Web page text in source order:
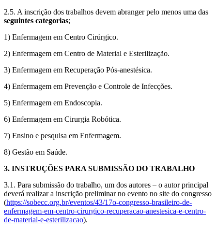
2.5. A inscrição dos trabalhos devem abranger pelo menos uma das
seguintes categorias;
1) Enfermagem em Centro Cirúrgico.
2) Enfermagem em Centro de Material e Esterilização.
3) Enfermagem em Recuperação Pós-anestésica.
4) Enfermagem em Prevenção e Controle de Infecções.
5) Enfermagem em Endoscopia.
6) Enfermagem em Cirurgia Robótica.
7) Ensino e pesquisa em Enfermagem.
8) Gestão em Saúde.
3. INSTRUÇÕES PARA SUBMISSÃO DO TRABALHO
3.1. Para submissão do trabalho, um dos autores – o autor principal
deverá realizar a inscrição preliminar no evento no site do congresso
(https://sobecc.org.br/eventos/43/17o-congresso-brasileiro-de-
enfermagem-em-centro-cirurgico-recuperacao-anestesica-e-centro-
de-material-e-esterilizacao).